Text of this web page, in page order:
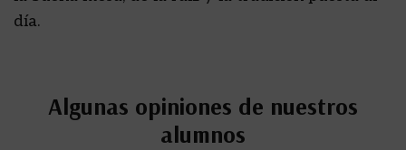
día.
Algunas opiniones de nuestros
alumnos